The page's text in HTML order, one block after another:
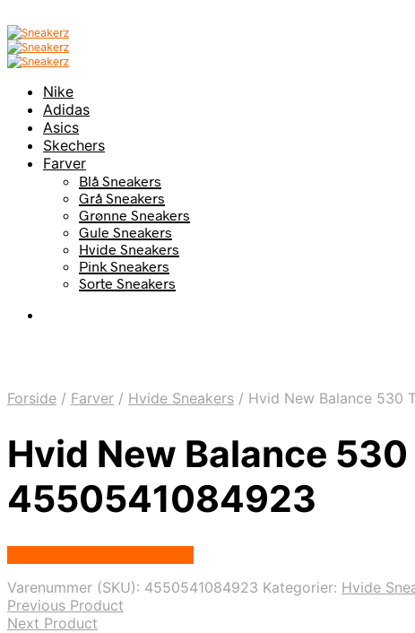
Nike
Adidas
Asics
Skechers
Farver
Blå Sneakers
Grå Sneakers
Grønne Sneakers
Gule Sneakers
Hvide Sneakers
Pink Sneakers
Sorte Sneakers
Forside / Farver / Hvide Sneakers / Hvid New Balance 530
Hvid New Balance
4550541084923
Varenummer (SKU): 4550541084923 Kategorier: Hvide
Previous Product
Next Product